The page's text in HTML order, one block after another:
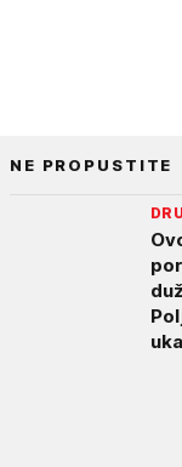
NE PROPUSTITE